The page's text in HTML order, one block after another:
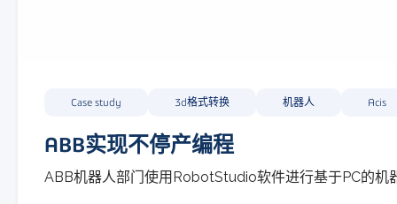
Case study 3d格式转换 机器人 Acis
ABB实现不停产编程
ABB机器人部门使用RobotStudio软件进行基于PC的机